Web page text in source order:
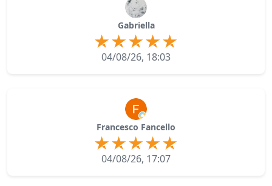
Gabriella
04/08/26, 18:03
Francesco Fancello
04/08/26, 17:07